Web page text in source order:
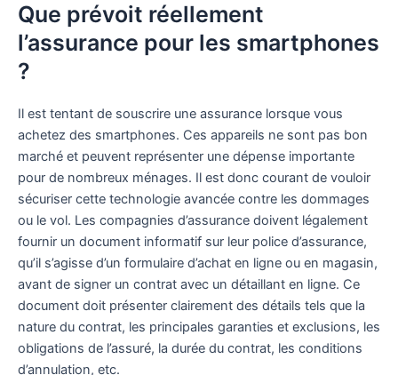
Que prévoit réellement
l’assurance pour les smartphones
?
Il est tentant de souscrire une assurance lorsque vous
achetez des smartphones. Ces appareils ne sont pas bon
marché et peuvent représenter une dépense importante
pour de nombreux ménages. Il est donc courant de vouloir
sécuriser cette technologie avancée contre les dommages
ou le vol. Les compagnies d’assurance doivent légalement
fournir un document informatif sur leur police d’assurance,
qu’il s’agisse d’un formulaire d’achat en ligne ou en magasin,
avant de signer un contrat avec un détaillant en ligne. Ce
document doit présenter clairement des détails tels que la
nature du contrat, les principales garanties et exclusions, les
obligations de l’assuré, la durée du contrat, les conditions
d’annulation, etc.